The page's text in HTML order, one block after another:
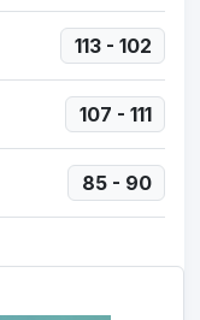
113 - 102
107 - 111
85 - 90